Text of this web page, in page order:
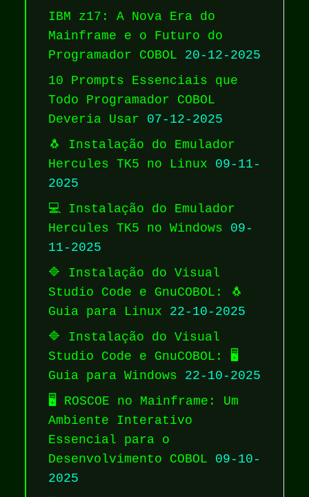
IBM z17: A Nova Era do
Mainframe e o Futuro do
Programador COBOL
20-12-2025
10 Prompts Essenciais que
Todo Programador COBOL
Deveria Usar
07-12-2025
🐧 Instalação do Emulador
Hercules TK5 no Linux
09-11-
2025
💻 Instalação do Emulador
Hercules TK5 no Windows
09-
11-2025
🔷 Instalação do Visual
Studio Code e GnuCOBOL: 🐧
Guia para Linux
22-10-2025
🔷 Instalação do Visual
Studio Code e GnuCOBOL: 🖥️
Guia para Windows
22-10-2025
🖥️ ROSCOE no Mainframe: Um
Ambiente Interativo
Essencial para o
Desenvolvimento COBOL
09-10-
2025